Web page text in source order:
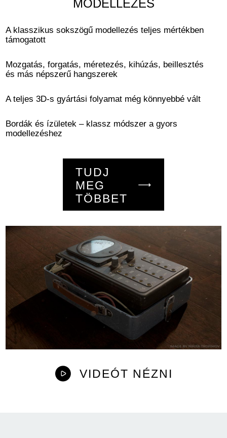
VIDEÓT NÉZNI
MODELLEZÉS
A klasszikus sokszögű modellezés teljes mértékben
támogatott
Mozgatás, forgatás, méretezés, kihúzás, beillesztés
és más népszerű hangszerek
A teljes 3D-s gyártási folyamat még könnyebbé vált
Bordák és ízületek – klassz módszer a gyors
modellezéshez
TUDJ
MEG
TÖBBET